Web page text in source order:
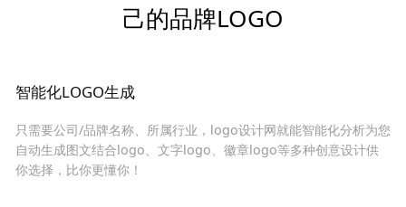
己的品牌LOGO
智能化LOGO生成
只需要公司/品牌名称、所属行业，logo设计网就能智能化分析为您
自动生成图文结合logo、文字logo、徽章logo等多种创意设计供
你选择，比你更懂你！